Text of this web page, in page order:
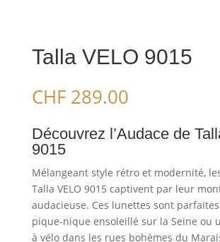
Talla VELO 9015
CHF289.00
Découvrez l’Audace de
9015
Mélangeant style rétro et modernité,
Talla VELO 9015 captivent par leur
audacieuse. Ces lunettes sont
pique-nique ensoleillé sur la Seine ou
à vélo dans les rues bohèmes du